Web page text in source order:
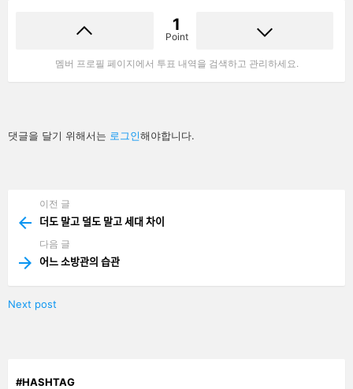
1
Point
멤버 프로필 페이지에서 투표 내역을 검색하고 관리하세요.
답
글
댓글을 달기 위해서는 로그인해야합니다.
more
이전 글
더도 말고 덜도 말고 세대 차이
다음 글
어느 소방관의 습관
Next post
#HASHTAG